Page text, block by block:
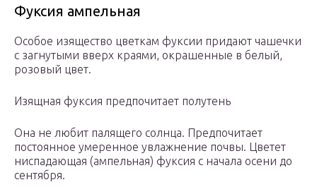
Фуксия ампельная
Особое изящество цветкам фуксии придают чашечки
с загнутыми вверх краями, окрашенные в белый,
розовый цвет.
Изящная фуксия предпочитает полутень
Она не любит палящего солнца. Предпочитает
постоянное умеренное увлажнение почвы. Цветет
ниспадающая (ампельная) фуксия с начала осени до
сентября.